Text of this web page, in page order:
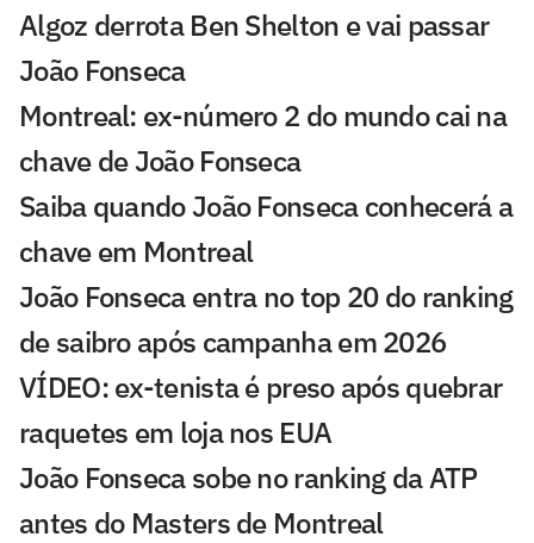
Algoz derrota Ben Shelton e vai passar
João Fonseca
Montreal: ex-número 2 do mundo cai na
chave de João Fonseca
Saiba quando João Fonseca conhecerá a
chave em Montreal
João Fonseca entra no top 20 do ranking
de saibro após campanha em 2026
VÍDEO: ex-tenista é preso após quebrar
raquetes em loja nos EUA
João Fonseca sobe no ranking da ATP
antes do Masters de Montreal